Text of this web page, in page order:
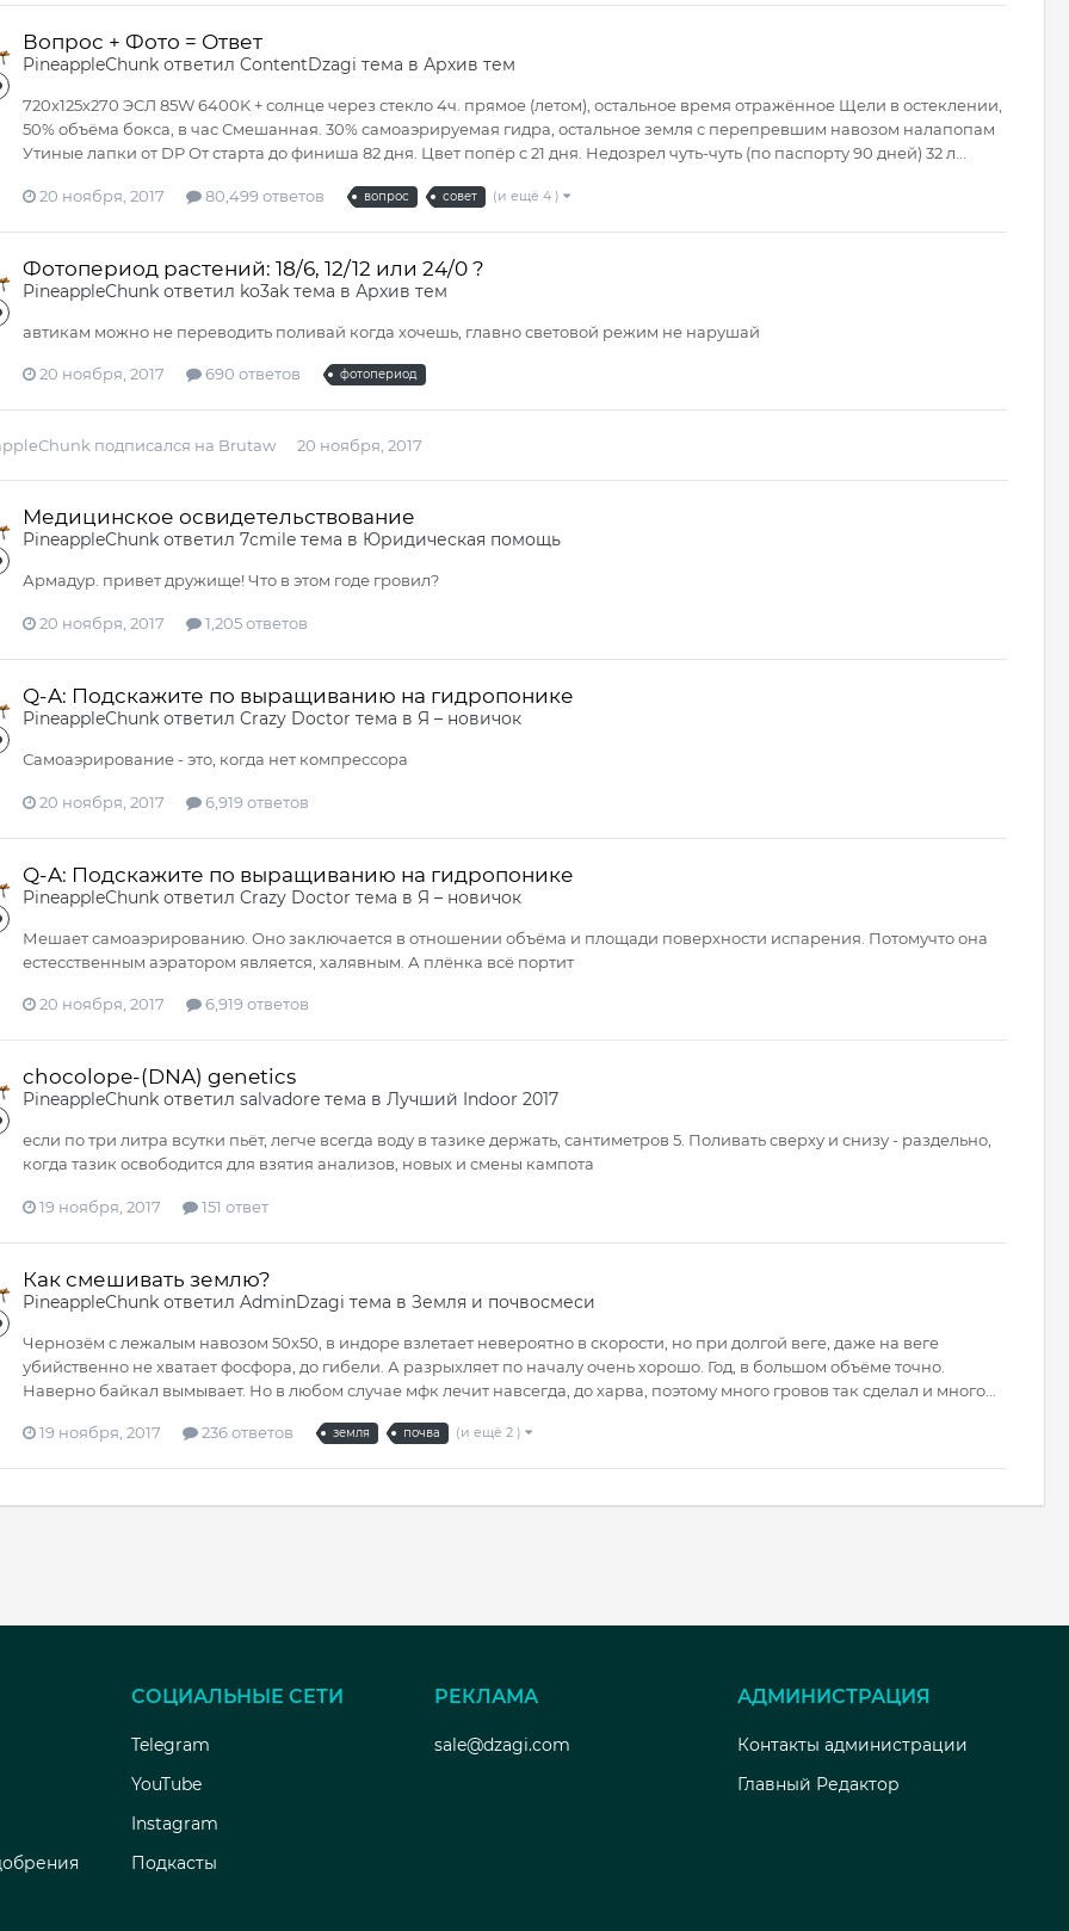
Вопрос + Фото = Ответ
PineappleСhunkответил ContentDzagi тема в Архив тем
720х125х270 ЭСЛ 85W 6400K + солнце через стекло 4ч. прямое (летом), остальное время отражённое Щели в остеклении,
50% объёма бокса, в час Смешанная. 30% самоаэрируемая гидра, остальное земля c перепревшим навозом налапопам
Утиные лапки от DP От старта до финиша 82 дня. Цвет попёр c 21 дня. Недозрел чуть-чуть (по паспорту 90 дней) 32 л...
20 ноября, 2017 80,499 ответов вопрос совет (и ещё 4 )
Фотопериод растений: 18/6, 12/12 или 24/0 ?
PineappleСhunkответил ko3akтема в Архив тем
автикам можно не переводить поливай когда хочешь, главно световой режим не нарушай
20 ноября, 2017 690 ответов фотопериод
подписался на Brutaw 20 ноября, 2017
Медицинское освидетельствование
PineappleСhunkответил 7cmileтема в Юридическая помощь
Армадур. привет дружище! Что в этом годе гровил?
20 ноября, 2017 1,205 ответов
Q-A: Подскажите по выращиванию на гидропонике
PineappleСhunkответил Crazy Doctor тема в Я – новичок
Самоаэрирование - это, когда нет компрессора
20 ноября, 2017 6,919 ответов
Q-A: Подскажите по выращиванию на гидропонике
PineappleСhunkответил Crazy Doctor тема в Я – новичок
Мешает самоаэрированию. Оно заключается в отношении объёма и площади поверхности испарения. Потомучто она
естесственным аэратором является, халявным. А плёнка всё портит
20 ноября, 2017 6,919 ответов
chocolope-(DNA) genetics
PineappleСhunkответил salvadoreтема в Лучший Indoor 2017
если по три литра всутки пьёт, легче всегда воду в тазике держать, сантиметров 5. Поливать сверху и снизу - раздельно,
когда тазик освободится для взятия анализов, новых и смены кампота
19 ноября, 2017 151 ответ
Как смешивать землю?
PineappleСhunkответил AdminDzagi тема в Земля и почвосмеси
Чернозём c лежалым навозом 50х50, в индоре взлетает невероятно в скорости, но при долгой веге, даже на веге
убийственно не хватает фосфора, до гибели. А разрыхляет по началу очень хорошо. Год, в большом объёме точно.
Наверно байкал вымывает. Но в любом случае мфк лечит навсегда, до харва, поэтому много гровов так сделал и много...
19 ноября, 2017 236 ответов земля почва (и ещё 2 )
СОЦИАЛЬНЫЕ СЕТИ
Telegram
YouTube
Instagram
Подкасты
РЕКЛАМА
sale@dzagi.com
АДМИНИСТРАЦИЯ
Контакты администрации
Главный Редактор